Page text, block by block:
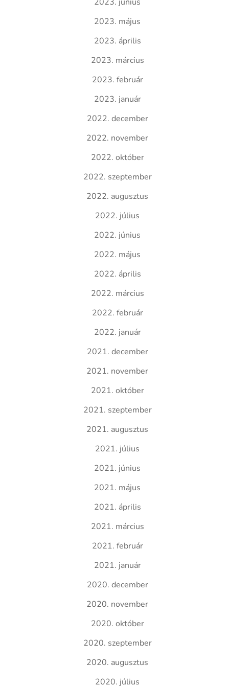
2023. május
2023. április
2023. március
2023. február
2023. január
2022. december
2022. november
2022. október
2022. szeptember
2022. augusztus
2022. július
2022. június
2022. május
2022. április
2022. március
2022. február
2022. január
2021. december
2021. november
2021. október
2021. szeptember
2021. augusztus
2021. július
2021. június
2021. május
2021. április
2021. március
2021. február
2021. január
2020. december
2020. november
2020. október
2020. szeptember
2020. augusztus
2020. július